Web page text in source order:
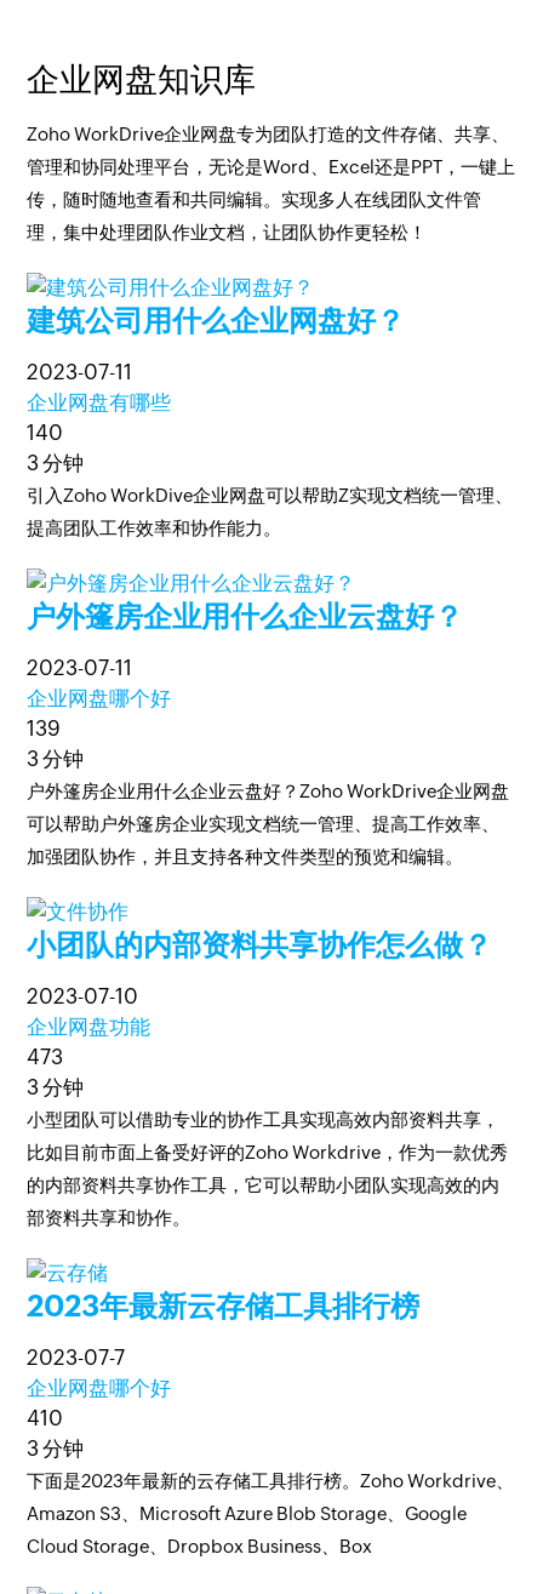
企业网盘知识库
Zoho WorkDrive企业网盘专为团队打造的文件存储、共享、
管理和协同处理平台，无论是Word、Excel还是PPT，一键上
传，随时随地查看和共同编辑。实现多人在线团队文件管
理，集中处理团队作业文档，让团队协作更轻松！
建筑公司用什么企业网盘好？
2023-07-11
企业网盘有哪些
140
3 分钟
引入Zoho WorkDive企业网盘可以帮助Z实现文档统一管理、
提高团队工作效率和协作能力。
户外篷房企业用什么企业云盘好？
2023-07-11
企业网盘哪个好
139
3 分钟
户外篷房企业用什么企业云盘好？Zoho WorkDrive企业网盘
可以帮助户外篷房企业实现文档统一管理、提高工作效率、
加强团队协作，并且支持各种文件类型的预览和编辑。
小团队的内部资料共享协作怎么做？
2023-07-10
企业网盘功能
473
3 分钟
小型团队可以借助专业的协作工具实现高效内部资料共享，
比如目前市面上备受好评的Zoho Workdrive，作为一款优秀
的内部资料共享协作工具，它可以帮助小团队实现高效的内
部资料共享和协作。
2023年最新云存储工具排行榜
2023-07-7
企业网盘哪个好
410
3 分钟
下面是2023年最新的云存储工具排行榜。Zoho Workdrive、
Amazon S3、Microsoft Azure Blob Storage、Google
Cloud Storage、Dropbox Business、Box